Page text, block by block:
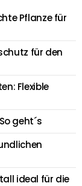
Pflanze für
für den
Flexible
geht´s
ideal für die